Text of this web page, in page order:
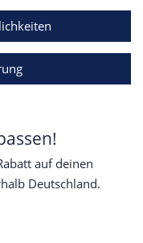
auf deinen
Deutschland.